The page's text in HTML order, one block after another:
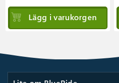
Lägg i varukorgen